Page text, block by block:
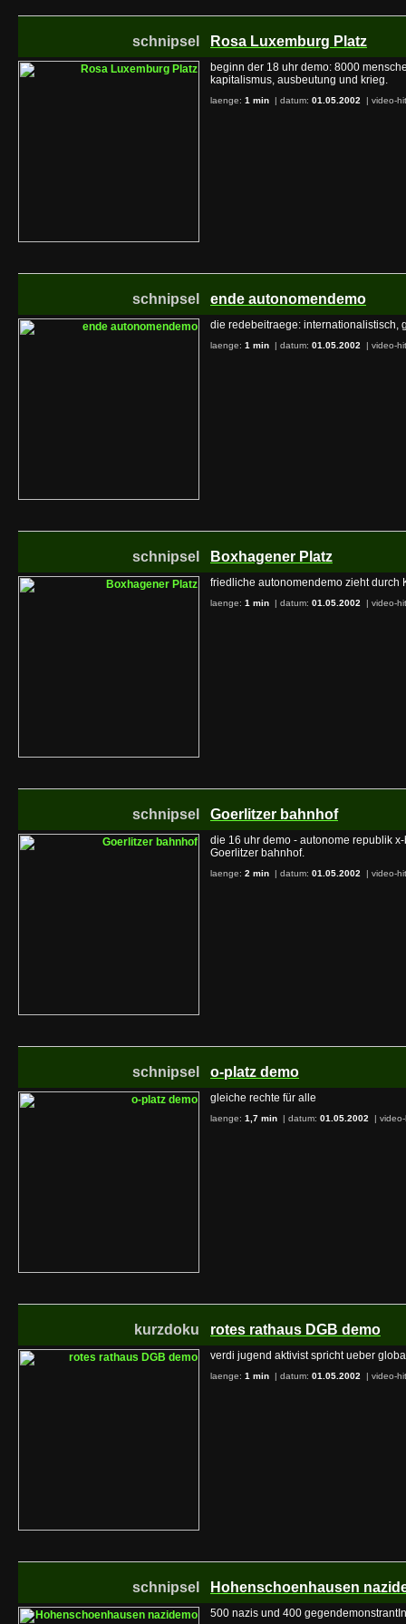
schnipsel Rosa Luxemburg Platz
beginn der 18 uhr demo: 8000
kapitalismus, ausbeutung und krieg.
laenge: 1 min | datum: 01.05.2002 | video-
schnipsel ende autonomendemo
die redebeitraege: internationalistisch,
laenge: 1 min | datum: 01.05.2002 | video-
schnipsel Boxhagener Platz
friedliche autonomendemo zieht durch
laenge: 1 min | datum: 01.05.2002 | video-
schnipsel Goerlitzer bahnhof
die 16 uhr demo - autonome republik
Goerlitzer bahnhof.
laenge: 2 min | datum: 01.05.2002 | video-
schnipsel o-platz demo
gleiche rechte für alle
laenge: 1,7 min | datum: 01.05.2002 |
kurzdoku rotes rathaus DGB demo
verdi jugend aktivist spricht ueber
laenge: 1 min | datum: 01.05.2002 | video-
schnipsel Hohenschoenhausen
500 nazis und 400